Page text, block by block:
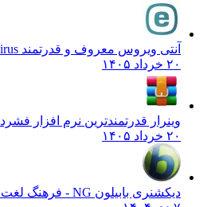
آنتی ویروس معروف و قدرتمند NOD32
۲۰ خرداد ۱۴۰۵
وینرار قدرتمندترین نرم افزار
۲۰ خرداد ۱۴۰۵
دیکشنری بابیلون NG - فرهنگ لغت کامپیوتر